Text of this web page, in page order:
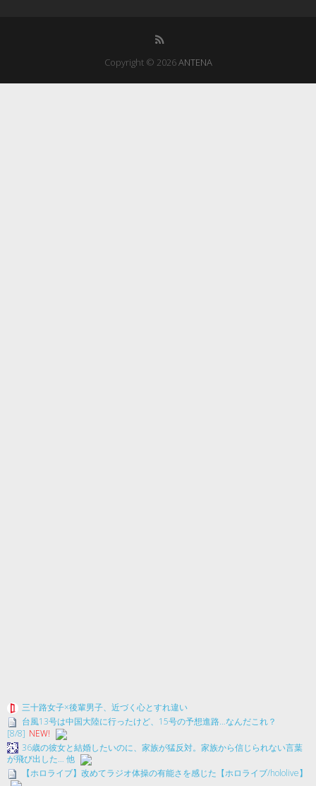
Copyright © 2026ANTENA
三十路女子×後輩男子、近づく心とすれ違い
台風13号は中国大陸に行ったけど、15号の予想進路…なんだこれ？
[8/8] NEW!
36歳の彼女と結婚したいのに、家族が猛反対。家族から信じられない言葉
が飛び出した… 他
【ホロライブ】改めてラジオ体操の有能さを感じた【ホロライブ/hololive】